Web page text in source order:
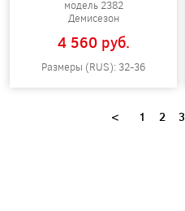
модель 2382
Демисезон
4 560 pуб.
Размеры (RUS): 32-36
< 1 2 3